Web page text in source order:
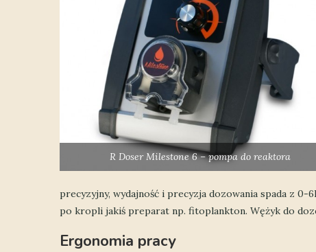
R Doser Milestone 6 – pompa do reaktora
precyzyjny, wydajność i precyzja dozowania spada z
po kropli jakiś preparat np. fitoplankton. Wężyk do
Ergonomia pracy